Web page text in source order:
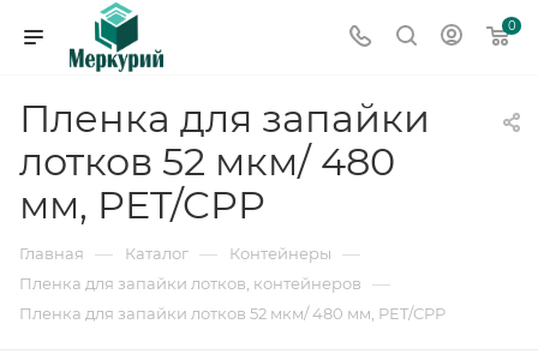
0
Пленка для запайки
лотков 52 мкм/ 480
мм, PET/CPP
Главная — Каталог — Контейнеры —
Пленка для запайки лотков, контейнеров —
Пленка для запайки лотков 52 мкм/ 480 мм, PET/CPP